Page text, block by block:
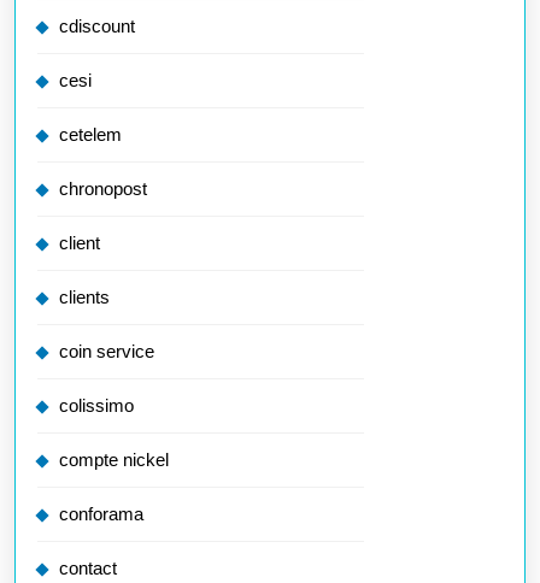
cdiscount
cesi
cetelem
chronopost
client
clients
coin service
colissimo
compte nickel
conforama
contact